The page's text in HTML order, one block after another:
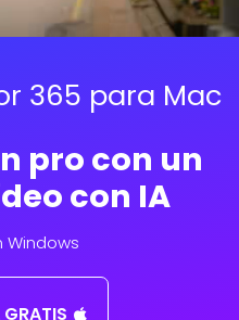
365 para Mac
pro con un
con IA
Windows